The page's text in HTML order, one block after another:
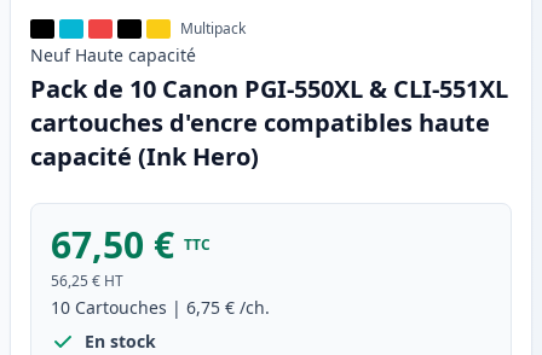
Multipack
Neuf Haute capacité
Pack de 10 Canon PGI-550XL & CLI-551XL
cartouches d'encre compatibles haute
capacité (Ink Hero)
67,50 € TTC
56,25 € HT
10 Cartouches | 6,75 € /ch.
En stock